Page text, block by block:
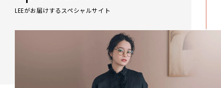
LEEがお届けするスペシャルサイト